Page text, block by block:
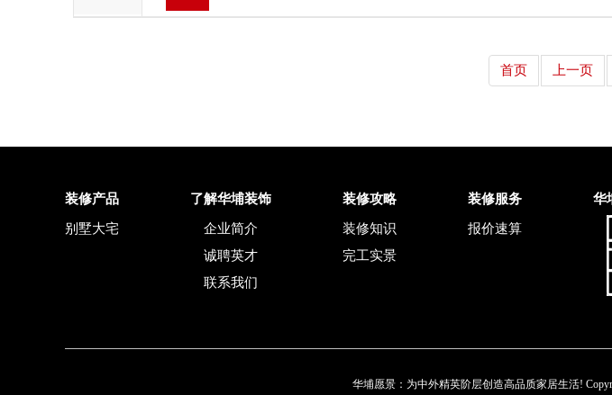
首页 上一页
装修产品
别墅大宅
了解华埔装饰
企业简介
诚聘英才
联系我们
装修攻略
装修知识
完工实景
装修服务
报价速算
华
华埔愿景：为中外精英阶层创造高品质家居生活!